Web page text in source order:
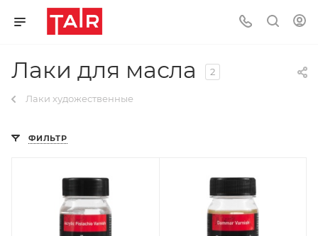
Лаки для масла 2
Лаки художественные
ФИЛЬТР